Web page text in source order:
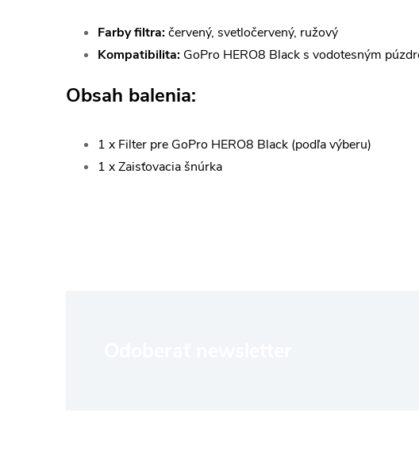
Farby filtra:červený, svetločervený, ružový
Kompatibilita: GoPro HERO8 Black s vodotesným
Obsah balenia:
1 x Filter pre GoPro HERO8 Black (podľa výberu)
1 x Zaisťovacia šnúrka